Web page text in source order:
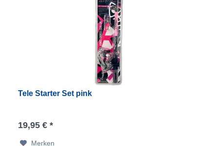
Tele Starter Set pink
19,95 € *
Merken